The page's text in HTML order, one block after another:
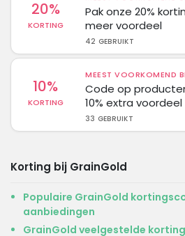
20%
KORTING
Pak onze 20%
meer voordeel
42 GEBRUIKT
10%
KORTING
MEEST VOORKOMEND
Code op
10% extra voordeel
33 GEBRUIKT
Korting bij GrainGold
Populaire GrainGold
aanbiedingen
GrainGold veelgestelde